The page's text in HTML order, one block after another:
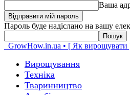
Ваша
Пароль буде надіслано на вашу
GrowHow.in.ua • [ Як вирощувати
Вирощування
Техніка
Тваринництво